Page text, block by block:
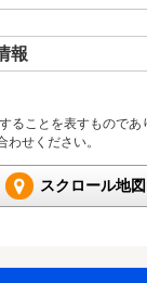
報
ことを表すものであ
せください。
スクロール地